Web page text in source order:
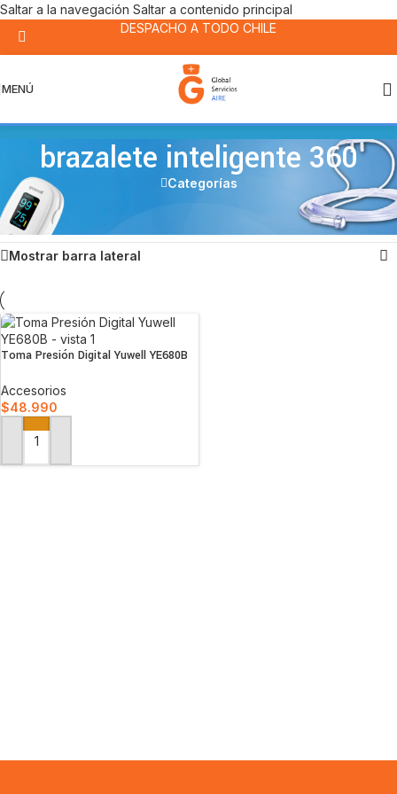
Saltar a la navegación Saltar a contenido principal
DESPACHO A TODO CHILE
MENÚ
brazalete inteligente 360
Categorías
Inicio/Productos etiquetados “brazalete inteligente 360”
Mostrando el único resultado
Mostrar barra lateral
Toma Presión Digital Yuwell YE680B
Accesorios
$48.990
AÑADIR AL CARRITO